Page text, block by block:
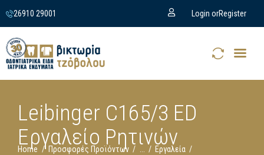
26910 29001 Login orRegister
Leibinger C165/3 ED
Εργαλείο Ρητινών
Home Προσφορές Προϊόντων ...
Εργαλεία